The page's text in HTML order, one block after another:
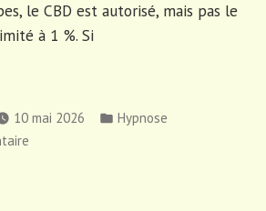
le CBD est autorisé, mais pas le
à 1 %. Si
10 mai 2026
Publié
Hypnose